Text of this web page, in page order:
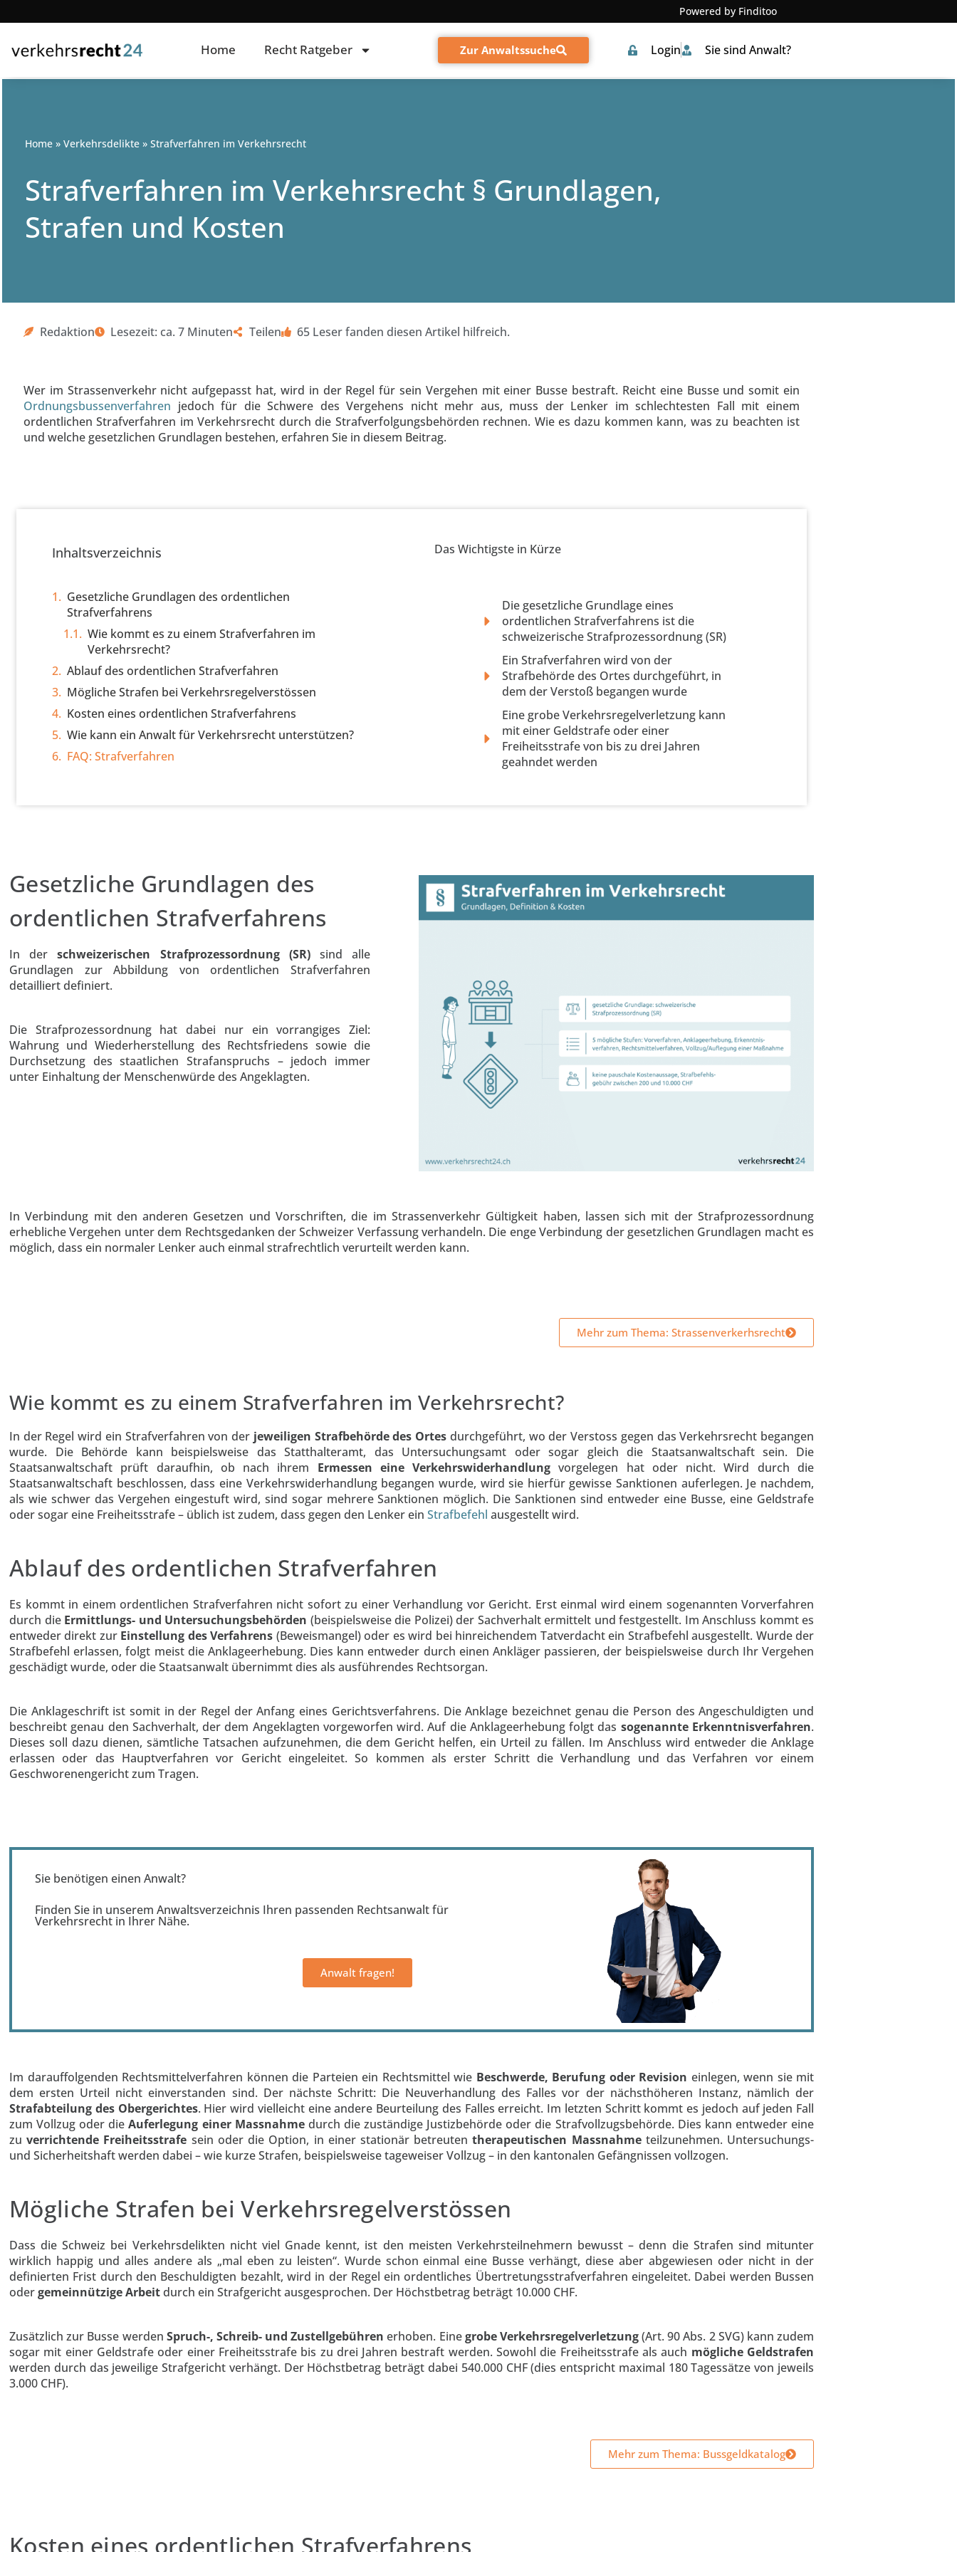
Powered by Finditoo
Home Recht Ratgeber Zur Anwaltssuche Login Sie sind Anwalt?
Home » Verkehrsdelikte » Strafverfahren im Verkehrsrecht
Strafverfahren im Verkehrsrecht § Grundlagen,
Strafen und Kosten
Redaktion Lesezeit: ca. 7 Minuten Teilen 65 Leser fanden diesen Artikel hilfreich.
Wer im Strassenverkehr nicht aufgepasst hat, wird in der Regel für sein Vergehen mit einer Busse bestraft. Reicht eine Busse und somit ein
Ordnungsbussenverfahren jedoch für die Schwere des Vergehens nicht mehr aus, muss der Lenker im schlechtesten Fall mit einem
ordentlichen Strafverfahren im Verkehrsrecht durch die Strafverfolgungsbehörden rechnen. Wie es dazu kommen kann, was zu beachten ist
und welche gesetzlichen Grundlagen bestehen, erfahren Sie in diesem Beitrag.
Inhaltsverzeichnis
Gesetzliche Grundlagen des ordentlichen
Strafverfahrens
Wie kommt es zu einem Strafverfahren im
Verkehrsrecht?
Ablauf des ordentlichen Strafverfahren
Mögliche Strafen bei Verkehrsregelverstössen
Kosten eines ordentlichen Strafverfahrens
Wie kann ein Anwalt für Verkehrsrecht unterstützen?
FAQ: Strafverfahren
Das Wichtigste in Kürze
Die gesetzliche Grundlage eines
ordentlichen Strafverfahrens ist die
schweizerische Strafprozessordnung (SR)
Ein Strafverfahren wird von der
Strafbehörde des Ortes durchgeführt, in
dem der Verstoß begangen wurde
Eine grobe Verkehrsregelverletzung kann
mit einer Geldstrafe oder einer
Freiheitsstrafe von bis zu drei Jahren
geahndet werden
Gesetzliche Grundlagen des
ordentlichen Strafverfahrens
In derschweizerischen Strafprozessordnung (SR)sind alle
Grundlagen zur Abbildung von ordentlichen Strafverfahren
detailliert definiert.
Die Strafprozessordnung hat dabei nur ein vorrangiges Ziel:
Wahrung und Wiederherstellung des Rechtsfriedens sowie die
Durchsetzung des staatlichen Strafanspruchs – jedoch immer
unter Einhaltung der Menschenwürde des Angeklagten.
In Verbindung mit den anderen Gesetzen und Vorschriften, die im Strassenverkehr Gültigkeit haben, lassen sich mit der Strafprozessordnung
erhebliche Vergehen unter dem Rechtsgedanken der Schweizer Verfassung verhandeln. Die enge Verbindung der gesetzlichen Grundlagen macht es
möglich, dass ein normaler Lenker auch einmal strafrechtlich verurteilt werden kann.
Mehr zum Thema: Strassenverkerhsrecht
Wie kommt es zu einem Strafverfahren im Verkehrsrecht?
In der Regel wird ein Strafverfahren von der jeweiligen Strafbehörde des Ortes durchgeführt, wo der Verstoss gegen das Verkehrsrecht begangen
wurde. Die Behörde kann beispielsweise das Statthalteramt, das Untersuchungsamt oder sogar gleich die Staatsanwaltschaft sein. Die
Staatsanwaltschaft prüft daraufhin, ob nach ihrem Ermessen eine Verkehrswiderhandlung vorgelegen hat oder nicht. Wird durch die
Staatsanwaltschaft beschlossen, dass eine Verkehrswiderhandlung begangen wurde, wird sie hierfür gewisse Sanktionen auferlegen. Je nachdem,
als wie schwer das Vergehen eingestuft wird, sind sogar mehrere Sanktionen möglich. Die Sanktionen sind entweder eine Busse, eine Geldstrafe
oder sogar eine Freiheitsstrafe – üblich ist zudem, dass gegen den Lenker ein Strafbefehl ausgestellt wird.
Ablauf des ordentlichen Strafverfahren
Es kommt in einem ordentlichen Strafverfahren nicht sofort zu einer Verhandlung vor Gericht. Erst einmal wird einem sogenannten Vorverfahren
durch dieErmittlungs- und Untersuchungsbehörden (beispielsweise die Polizei) der Sachverhalt ermittelt und festgestellt. Im Anschluss kommt es
entweder direkt zur Einstellung des Verfahrens (Beweismangel) oder es wird bei hinreichendem Tatverdacht ein Strafbefehl ausgestellt. Wurde der
Strafbefehl erlassen, folgt meist die Anklageerhebung. Dies kann entweder durch einen Ankläger passieren, der beispielsweise durch Ihr Vergehen
geschädigt wurde, oder die Staatsanwalt übernimmt dies als ausführendes Rechtsorgan.
Die Anklageschrift ist somit in der Regel der Anfang eines Gerichtsverfahrens. Die Anklage bezeichnet genau die Person des Angeschuldigten und
beschreibt genau den Sachverhalt, der dem Angeklagten vorgeworfen wird. Auf die Anklageerhebung folgt das sogenannte Erkenntnisverfahren.
Dieses soll dazu dienen, sämtliche Tatsachen aufzunehmen, die dem Gericht helfen, ein Urteil zu fällen. Im Anschluss wird entweder die Anklage
erlassen oder das Hauptverfahren vor Gericht eingeleitet. So kommen als erster Schritt die Verhandlung und das Verfahren vor einem
Geschworenengericht zum Tragen.
Sie benötigen einen Anwalt?
Finden Sie in unserem Anwaltsverzeichnis Ihren passenden Rechtsanwalt für
Verkehrsrecht in Ihrer Nähe.
Anwalt fragen!
Im darauffolgenden Rechtsmittelverfahren können die Parteien ein Rechtsmittel wie Beschwerde, Berufung oder Revision einlegen, wenn sie mit
dem ersten Urteil nicht einverstanden sind. Der nächste Schritt: Die Neuverhandlung des Falles vor der nächsthöheren Instanz, nämlich der
Strafabteilung des Obergerichtes. Hier wird vielleicht eine andere Beurteilung des Falles erreicht. Im letzten Schritt kommt es jedoch auf jeden Fall
zum Vollzug oder dieAuferlegung einer Massnahmedurch die zuständige Justizbehörde oder die Strafvollzugsbehörde. Dies kann entweder eine
zuverrichtende Freiheitsstrafe sein oder die Option, in einer stationär betreutentherapeutischen Massnahme teilzunehmen. Untersuchungs-
und Sicherheitshaft werden dabei – wie kurze Strafen, beispielsweise tageweiser Vollzug – in den kantonalen Gefängnissen vollzogen.
Mögliche Strafen bei Verkehrsregelverstössen
Dass die Schweiz bei Verkehrsdelikten nicht viel Gnade kennt, ist den meisten Verkehrsteilnehmern bewusst – denn die Strafen sind mitunter
wirklich happig und alles andere als „mal eben zu leisten“. Wurde schon einmal eine Busse verhängt, diese aber abgewiesen oder nicht in der
definierten Frist durch den Beschuldigten bezahlt, wird in der Regel ein ordentliches Übertretungsstrafverfahren eingeleitet. Dabei werden Bussen
odergemeinnützige Arbeitdurch ein Strafgericht ausgesprochen. Der Höchstbetrag beträgt 10.000 CHF.
Zusätzlich zur Busse werden Spruch-, Schreib- und Zustellgebühren erhoben. Einegrobe Verkehrsregelverletzung(Art. 90 Abs. 2 SVG) kann zudem
sogar mit einer Geldstrafe oder einer Freiheitsstrafe bis zu drei Jahren bestraft werden. Sowohl die Freiheitsstrafe als auch mögliche Geldstrafen
werden durch das jeweilige Strafgericht verhängt. Der Höchstbetrag beträgt dabei 540.000 CHF (dies entspricht maximal 180 Tagessätze von jeweils
3.000 CHF).
Mehr zum Thema: Bussgeldkatalog
Kosten eines ordentlichen Strafverfahrens